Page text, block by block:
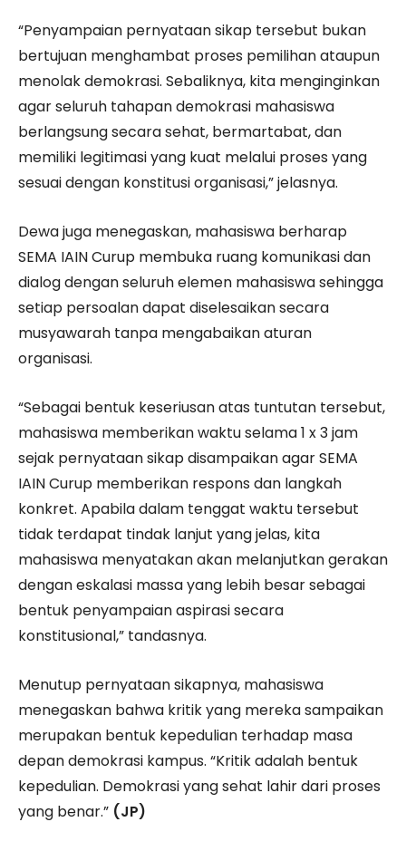
“Penyampaian pernyataan sikap tersebut bukan
bertujuan menghambat proses pemilihan ataupun
menolak demokrasi. Sebaliknya, kita menginginkan
agar seluruh tahapan demokrasi mahasiswa
berlangsung secara sehat, bermartabat, dan
memiliki legitimasi yang kuat melalui proses yang
sesuai dengan konstitusi organisasi,” jelasnya.
Dewa juga menegaskan, mahasiswa berharap
SEMA IAIN Curup membuka ruang komunikasi dan
dialog dengan seluruh elemen mahasiswa sehingga
setiap persoalan dapat diselesaikan secara
musyawarah tanpa mengabaikan aturan
organisasi.
“Sebagai bentuk keseriusan atas tuntutan tersebut,
mahasiswa memberikan waktu selama 1 x 3 jam
sejak pernyataan sikap disampaikan agar SEMA
IAIN Curup memberikan respons dan langkah
konkret. Apabila dalam tenggat waktu tersebut
tidak terdapat tindak lanjut yang jelas, kita
mahasiswa menyatakan akan melanjutkan gerakan
dengan eskalasi massa yang lebih besar sebagai
bentuk penyampaian aspirasi secara
konstitusional,” tandasnya.
Menutup pernyataan sikapnya, mahasiswa
menegaskan bahwa kritik yang mereka sampaikan
merupakan bentuk kepedulian terhadap masa
depan demokrasi kampus. “Kritik adalah bentuk
kepedulian. Demokrasi yang sehat lahir dari proses
yang benar.” (JP)